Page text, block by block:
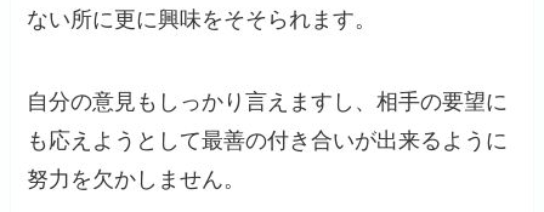
ない所に更に興味をそそられます。
自分の意見もしっかり言えますし、相手の要望に
も応えようとして最善の付き合いが出来るように
努力を欠かしません。